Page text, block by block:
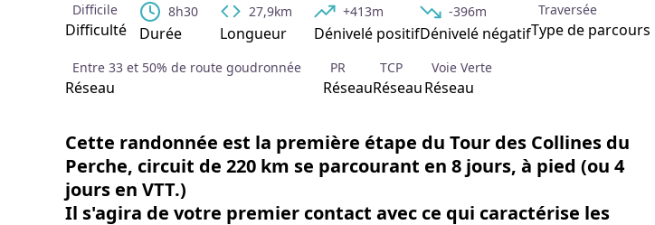
Difficile
Difficulté
8h30
Durée
27,9km
Longueur
+413m
Dénivelé positif
-396m
Dénivelé négatif
Traversée
Type de parcours
Entre 33 et 50% de route goudronnée
Réseau
PR
Réseau
TCP
Réseau
Voie Verte
Réseau
Cette randonnée est la première étape du Tour des Collines du
Perche, circuit de 220 km se parcourant en 8 jours, à pied (ou 4
jours en VTT.)
Il s'agira de votre premier contact avec ce qui caractérise les